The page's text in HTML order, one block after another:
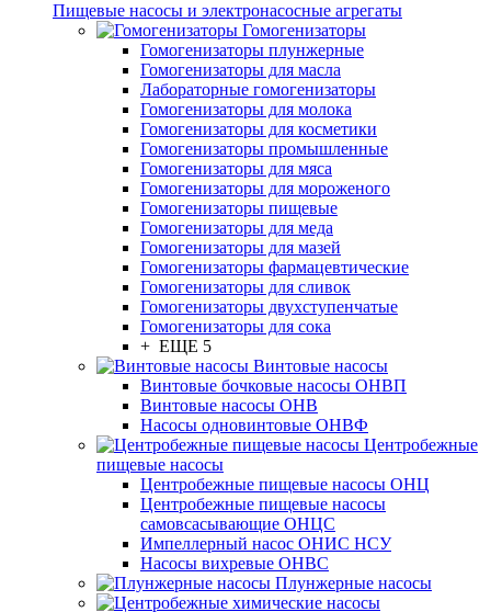
Пищевые насосы и электронасосные агрегаты
Гомогенизаторы
Гомогенизаторы плунжерные
Гомогенизаторы для масла
Лабораторные гомогенизаторы
Гомогенизаторы для молока
Гомогенизаторы для косметики
Гомогенизаторы промышленные
Гомогенизаторы для мяса
Гомогенизаторы для мороженого
Гомогенизаторы пищевые
Гомогенизаторы для меда
Гомогенизаторы для мазей
Гомогенизаторы фармацевтические
Гомогенизаторы для сливок
Гомогенизаторы двухступенчатые
Гомогенизаторы для сока
+ ЕЩЕ 5
Винтовые насосы
Винтовые бочковые насосы ОНВП
Винтовые насосы ОНВ
Насосы одновинтовые ОНВФ
Центробежные
пищевые насосы
Центробежные пищевые насосы ОНЦ
Центробежные пищевые насосы
самовсасывающие ОНЦС
Импеллерный насос ОНИС НСУ
Насосы вихревые ОНВС
Плунжерные насосы